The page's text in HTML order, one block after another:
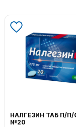
ВОЛЬТАРЕН
НАРУЖ 2% 100Г